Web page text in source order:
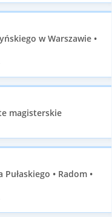
w Warszawie •
magisterskie
• Radom •